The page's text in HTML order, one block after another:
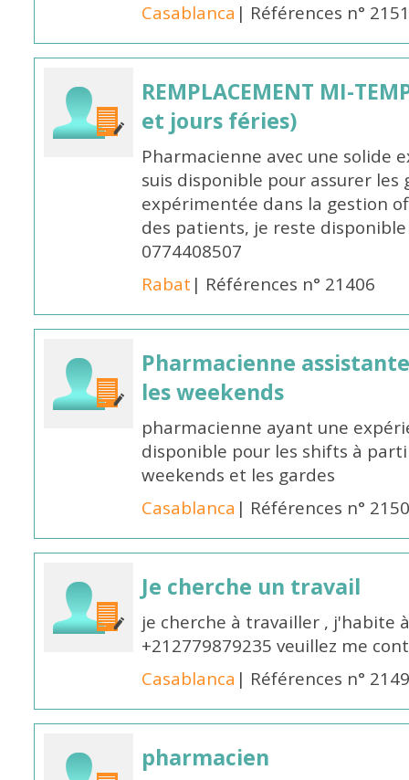
Casablanca | Références n°
REMPLACEMENT MI-
et jours féries)
Pharmacienne avec une solide
suis disponible pour assurer les
expérimentée dans la gestion
des patients, je reste
0774408507
Rabat | Références n° 21406
Pharmacienne
les weekends
pharmacienne ayant une
disponible pour les shifts à
weekends et les gardes
Casablanca | Références n°
Je cherche un travail
je cherche à travailler , j'habite
+212779879235 veuillez me
Casablanca | Références n°
pharmacien